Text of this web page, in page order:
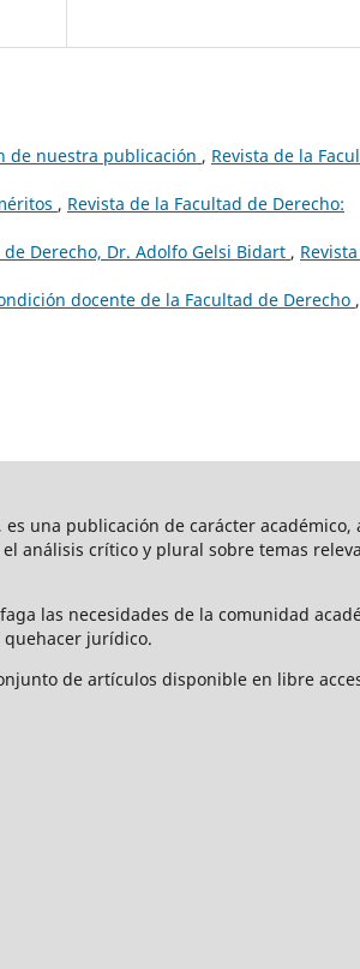
de nuestra publicación , Revista de la
, Revista de la Facultad de Derecho:
Derecho, Dr. Adolfo Gelsi Bidart ,
docente de la Facultad de Derecho ,
es una publicación de carácter
análisis crítico y plural sobre temas
las necesidades de la comunidad
jurídico.
de artículos disponible en libre